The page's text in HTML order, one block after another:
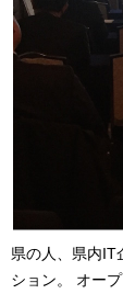
県の人、県内IT
ション。 オー